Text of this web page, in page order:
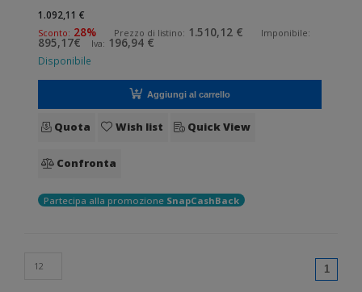
desiderano migliorare le applicazioni quotidiane di lettura
dei codici a barre. Lettura QrCode abilitata. Collegamento
wireless senza fili.
1.092,11 €
Sconto: 28% Prezzo di listino: 1.510,12 € Imponibile:
895,17€ Iva: 196,94 €
Disponibile
Aggiungi al carrello
Quota Wish list Quick View
Confronta
Partecipa alla promozione SnapCashBack
1